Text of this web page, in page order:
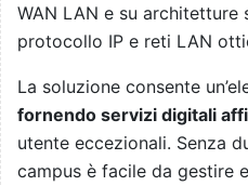
WAN LAN e su architetture
protocollo IP e reti LAN
La soluzione consente
fornendo servizi digitali
utente eccezionali. Senza
campus è facile da gestire